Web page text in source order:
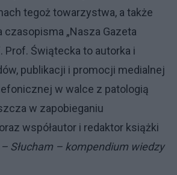
tegoż towarzystwa, a także
czasopisma „Nasza Gazeta
Prof. Świątecka to autorka i
publikacji i promocji medialnej
w walce z patologią
w zapobieganiu
współautor i redaktor książki
Słucham – kompendium wiedzy